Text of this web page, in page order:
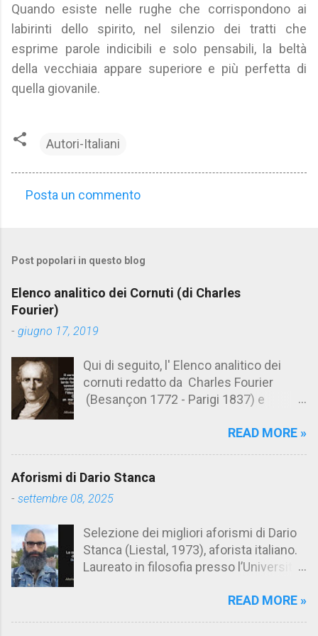
Quando esiste nelle rughe che corrispondono ai
labirinti dello spirito, nel silenzio dei tratti che
esprime parole indicibili e solo pensabili, la beltà
della vecchiaia appare superiore e più perfetta di
quella giovanile.
Autori-Italiani
m
e
n
t
Posta un commento
Post popolari in questo blog
Elenco analitico dei Cornuti (di Charles
Fourier)
- giugno 17, 2019
Qui di seguito, l' Elenco analitico dei
cornuti redatto da Charles Fourier
(Besançon 1772 - Parigi 1837) e
Aforismario trovi anche una raccolta di
cornuto pretenzioso: colui che ritiene
sua moglie tanto fortunata, per averlo
ammettere l'idea del tradimento. Ciò lo
rende un marito assai comodo.
(Charles Fourier) Elenco analitico dei
ca. 1808 (postumo 1856) Traduzione
italiana da Il Borghese - Volume 29,
READ MORE »
Aforismi di Dario Stanca
- settembre 08, 2025
Selezione dei migliori aforismi di Dario
Stanca (Liestal, 1973), aforista italiano.
Laureato in filosofia presso l’Università
volume Anacleto Verrecchia, Meglio un
READ MORE »